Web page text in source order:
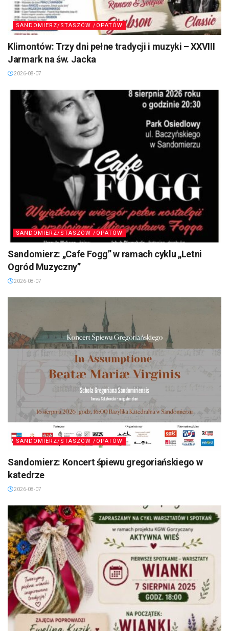
SANDOMIERZ/STASZÓW /OPATÓW
Klimontów: Trzy dni pełne tradycji i muzyki – XXVIII
Jarmark na św. Jacka
2026-08-07
SANDOMIERZ/STASZÓW /OPATÓW
Sandomierz: „Cafe Fogg” w ramach cyklu „Letni
Ogród Muzyczny”
2026-08-07
SANDOMIERZ/STASZÓW /OPATÓW
Sandomierz: Koncert śpiewu gregoriańskiego w
katedrze
2026-08-07